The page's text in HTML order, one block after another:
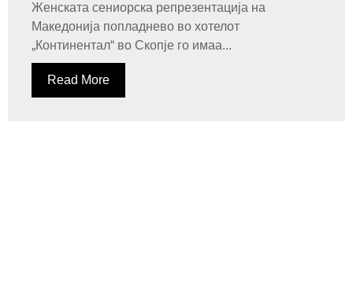
Женската сениорска репрезентација на
Македонија попладнево во хотелот
„Континентал“ во Скопје го имаа...
Read More